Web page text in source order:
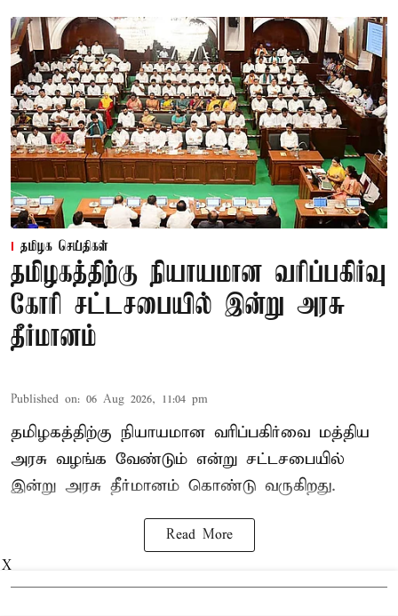
தமிழக செய்திகள்
தமிழகத்திற்கு நியாயமான வரிப்பகிர்வு
கோரி சட்டசபையில் இன்று அரசு
தீர்மானம்
Published on: 06 Aug 2026, 11:04 pm
தமிழகத்திற்கு நியாயமான வரிப்பகிர்வை மத்திய
அரசு வழங்க வேண்டும் என்று சட்டசபையில்
இன்று அரசு தீர்மானம் கொண்டு வருகிறது.
Read More
X